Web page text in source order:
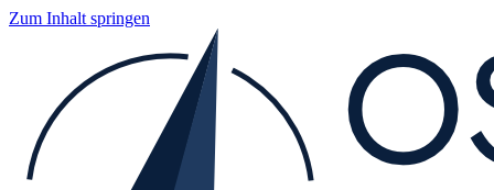
Zum Inhalt springen